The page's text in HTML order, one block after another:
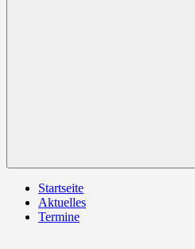
Startseite
Aktuelles
Termine